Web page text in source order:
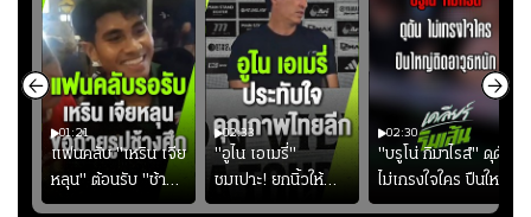
01:21
แฟนคลับ "เหริน เจีย
หลุน" ต้อนรับ "ช้าง
ศึก" กลับบ้าน
02:33
"อูไน เอเมรี่"
ชมเปาะ! ยกนิ้วให้
แท็กติกบีจี แฮปปี้
02:30
"บรูโน่ กิมาไรส์" ดุดัน
ไม่เกรงใจใคร ปืนใหญ่
เสิรมอาวุธหนัก